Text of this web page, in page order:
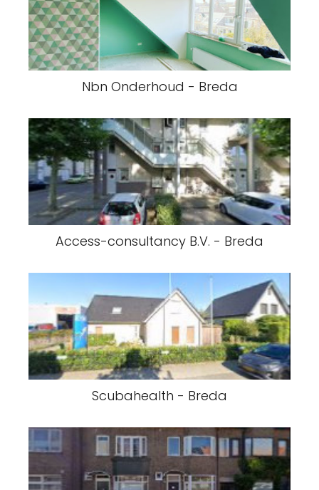
Nbn Onderhoud - Breda
Access-consultancy B.V. - Breda
Scubahealth - Breda